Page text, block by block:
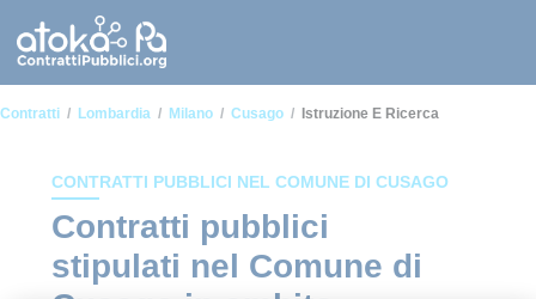
Contratti Lombardia Milano Cusago Istruzione E Ricerca
CONTRATTI PUBBLICI NEL COMUNE DI CUSAGO
Contratti pubblici
stipulati nel Comune di